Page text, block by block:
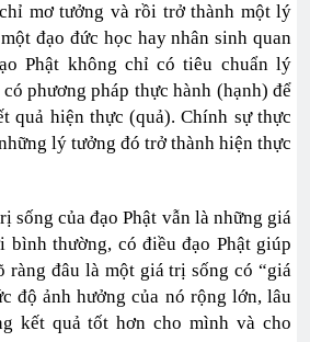
mơ tưởng và rồi trở thành một lý
đạo đức học hay nhân sinh quan
Phật không chỉ có tiêu chuẩn lý
phương pháp thực hành (hạnh) để
quả hiện thực (quả). Chính sự thực
lý tưởng đó trở thành hiện thực
sống của đạo Phật vẫn là những giá
bình thường, có điều đạo Phật giúp
ràng đâu là một giá trị sống có “giá
độ ảnh hưởng của nó rộng lớn, lâu
kết quả tốt hơn cho mình và cho